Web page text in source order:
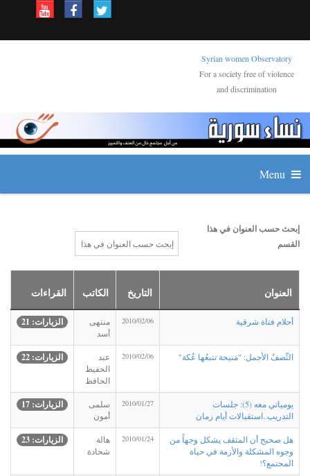
Syrian women Observatory
For a society free of violence
and discrimination
إبحث حسب العنوان في هذا
القسم
العنوان التاريخ الكاتب القراءات
أحلام فتاة شرقية 2010/02/06
منتهى
أسد
الزيارات: 21
النِّصفُ الأجمل: "مَنيحة تتبعُها عُكة" 2010/02/06
عبد
الحفيظ
الحافظ
الزيارات: 22
يومياتي معه (5): جلسات
التدريب..استقبالات أيام زمان
2010/01/27
سلمى
أمون
الزيارات: 17
هل صحيح أن المثقف يشكل وجهاً من
وجوه المشكلة والأزمة في حياة
المجتمع؟!
2010/01/24
هالة
شحادة
الزيارات: 23